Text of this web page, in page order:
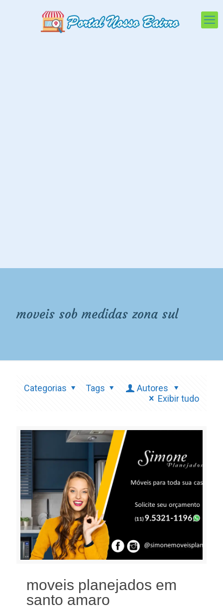
moveis sob medidas zona sul
Categorias Tags
Autores
Exibir tudo
moveis planejados em
santo amaro